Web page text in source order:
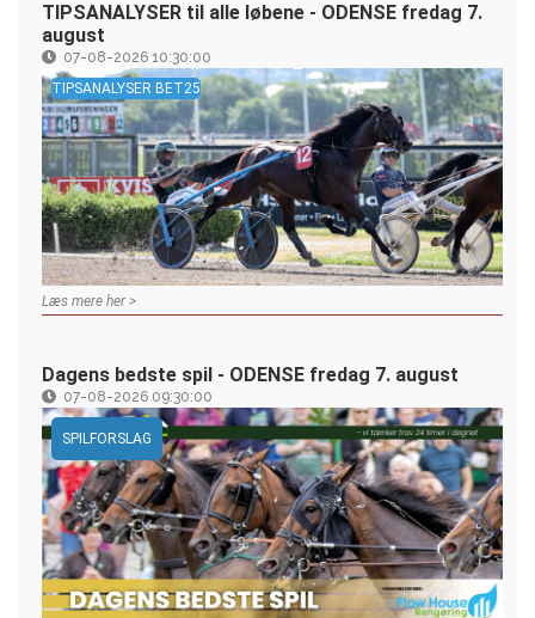
TIPSANALYSER til alle løbene - ODENSE fredag 7.
august
07-08-2026 10:30:00
TIPSANALYSER BET25
Læs mere her >
Dagens bedste spil - ODENSE fredag 7. august
07-08-2026 09:30:00
SPILFORSLAG